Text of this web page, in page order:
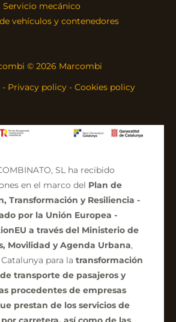
Servicio mecánico
vehículos y contenedores
© 2026 Marcombi
- Privacy policy- Cookies policy
SL ha recibido
en el marco del Plan de
Transformación y Resiliencia -
por la Unión Europea -
a través del Ministerio de
Movilidad y Agenda Urbana,
para la transformación
transporte de pasajeros y
procedentes de empresas
prestan de los servicios de